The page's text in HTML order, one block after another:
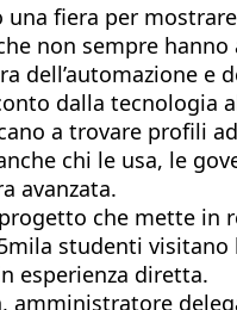
fiera per
non sempre
dell’automazione
dalla tecnologia
a trovare profili
chi le usa, le
avanzata.
che mette
studenti visitano
esperienza diretta.
amministratore